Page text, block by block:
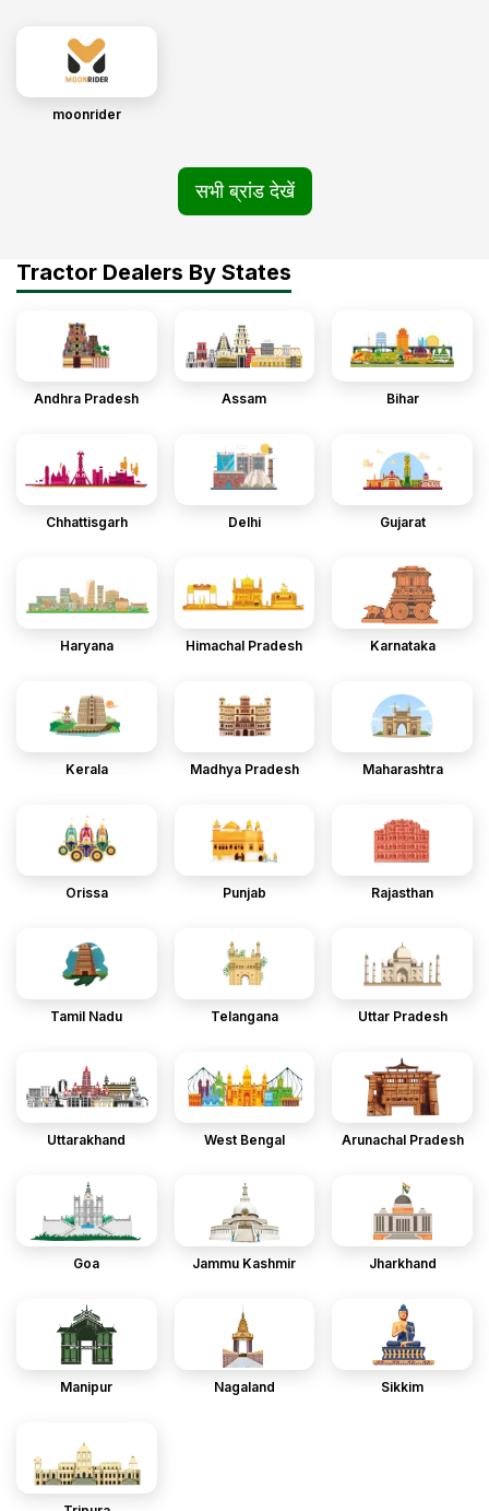
moonrider
सभी ब्रांड देखें
Tractor Dealers By States
Andhra Pradesh Assam Bihar
Chhattisgarh Delhi Gujarat
Haryana Himachal Pradesh Karnataka
Kerala Madhya Pradesh Maharashtra
Orissa Punjab Rajasthan
Tamil Nadu Telangana Uttar Pradesh
Uttarakhand West Bengal Arunachal Pradesh
Goa Jammu Kashmir Jharkhand
Manipur Nagaland Sikkim